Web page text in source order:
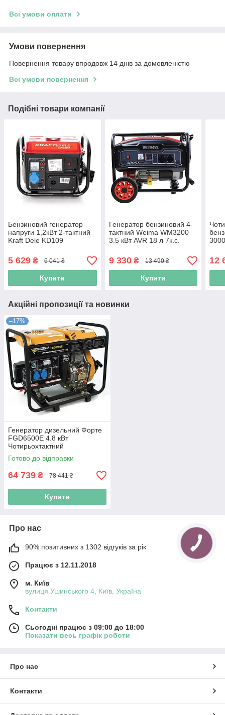
Всі умови оплати
Умови повернення
Повернення товару впродовж 14 днів за домовленістю
Всі умови повернення
Подібні товари компанії
Бензиновий генератор
напруги 1,2кВт 2-тактний
Kraft Dele KD109
дому
5 629 ₴ 6 041 ₴
Купити
Генератор бензиновий 4-
тактний Weima WM3200
3.5 кВт AVR 18 л 7к.с.
9 330₴ 13 490 ₴
Купити
12
Акційні пропозиції та новинки
–17%
Генератор дизельний Форте
FGD6500E 4.8 кВт
Чотирьохтактний
Готово до відправки
64 739 ₴ 78 441 ₴
Купити
Про нас
90% позитивних з 1302 відгуків за рік
Працює з 12.11.2018
м. Київ
вулиця Ушинського 4, Київ, Україна
Контакти
Сьогодні працює з 09:00 до 18:00
Показати весь графік роботи
Про нас
Контакти